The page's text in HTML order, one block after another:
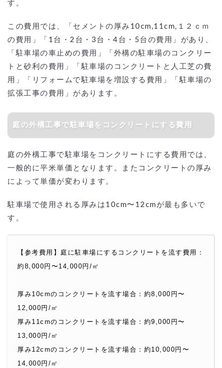
す。
この費用では、「セメントの厚み10cm,11cm,１２ｃｍ
の費用」「1台・2台・3台・4台・5台の費用」があり、
「駐車場の車止めの費用」「外構の駐車場のコンクリー
トと砂利の費用」「駐車場のコンクリートと人工芝の費
用」「リフォームで駐車場を増設する費用」「駐車場の
拡張工事の費用」があります。
庭の外構工事で駐車場をコンクリートにする費用
庭の外構工事で駐車場をコンクリートにする費用では、
一般的に平米単価となります。またコンクリートの厚み
によって単価が変わります。
駐車場で使用される厚みは10cm〜12cmが最も多いで
す。
【参考費用】庭に駐車場にするコンクリートを流す費用：
約8,000円〜14,000円/㎡
厚み10cmのコンクリートを流す場合：約8,000円〜
12,000円/㎡
厚み11cmのコンクリートを流す場合：約9,000円〜
13,000円/㎡
厚み12cmのコンクリートを流す場合：約10,000円〜
14,000円/㎡